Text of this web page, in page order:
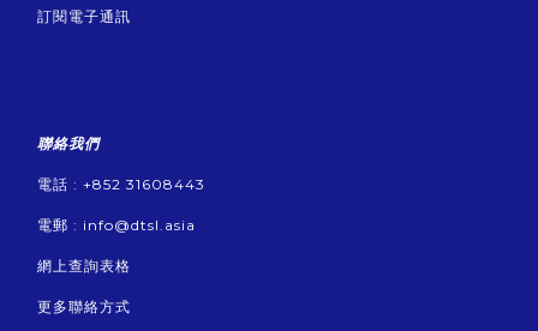
訂閱電子通訊
聯絡我們
電話 : +852 31608443
電郵 : info@dtsl.asia
網上查詢表格
更多聯絡方式